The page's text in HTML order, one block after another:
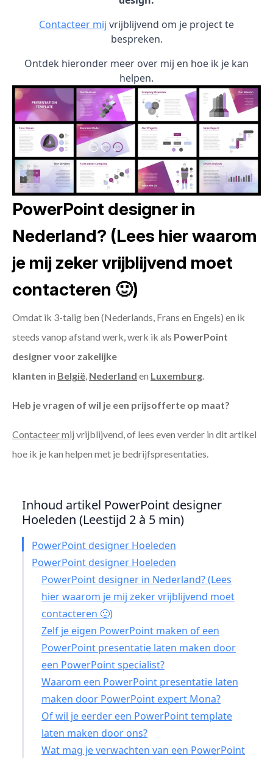
Contacteer mij vrijblijvend om je project te
bespreken.
Ontdek hieronder meer over mij en hoe ik je kan
helpen.
PowerPoint designer in
Nederland? (Lees hier waarom
je mij zeker vrijblijvend moet
contacteren 🙂)
Omdat ik 3-talig ben (Nederlands, Frans en Engels) en ik
steeds vanop afstand werk, werk ik als PowerPoint
designer voor zakelijke
klanten in België, Nederland en Luxemburg.
Heb je vragen of wil je een prijsofferte op maat?
Contacteer mij vrijblijvend, of lees even verder in dit artikel
hoe ik je kan helpen met je bedrijfspresentaties.
Inhoud artikel PowerPoint designer
Hoeleden (Leestijd 2 à 5 min)
PowerPoint designer Hoeleden
PowerPoint designer Hoeleden
PowerPoint designer in Nederland? (Lees
hier waarom je mij zeker vrijblijvend moet
contacteren 🙂)
Zelf je eigen PowerPoint maken of een
PowerPoint presentatie laten maken door
een PowerPoint specialist?
Waarom een PowerPoint presentatie laten
maken door PowerPoint expert Mona?
Of wil je eerder een PowerPoint template
laten maken door ons?
Wat mag je verwachten van een PowerPoint